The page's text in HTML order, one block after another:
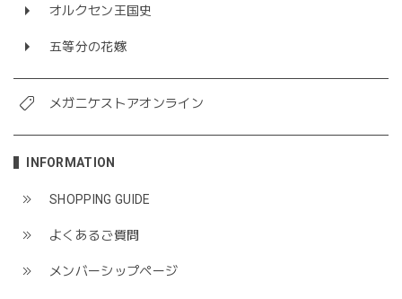
オルクセン王国史
五等分の花嫁
メガニケストアオンライン
INFORMATION
SHOPPING GUIDE
よくあるご質問
メンバーシップページ